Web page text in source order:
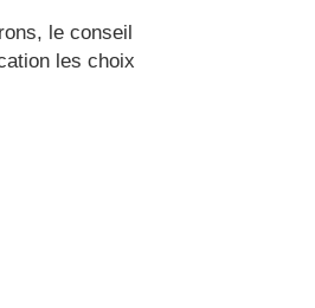
le conseil
les choix